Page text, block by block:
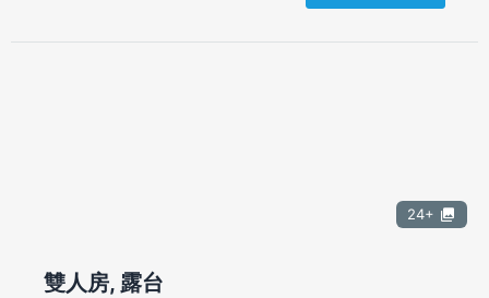
24+
雙人房, 露台